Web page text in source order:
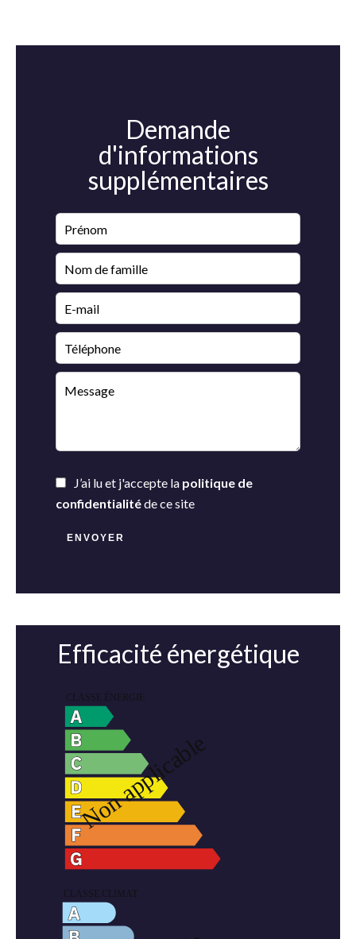
Demande
d'informations
supplémentaires
J’ai lu et j'accepte la politique de
confidentialitéde ce site
ENVOYER
Efficacité énergétique